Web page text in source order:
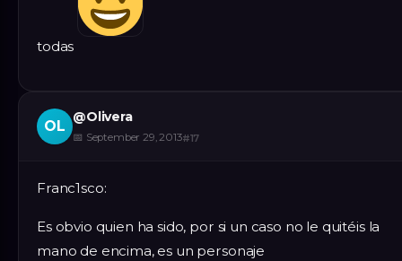
todas
OL
@Olivera
📅 September 29, 2013#17
Franc1sco:
Es obvio quien ha sido, por si un caso no le quitéis la
mano de encima, es un personaje